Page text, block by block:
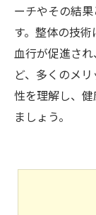
ーチやその結
す。整体の技術
血行が促進さ
ど、多くのメ
性を理解し、
ましょう。